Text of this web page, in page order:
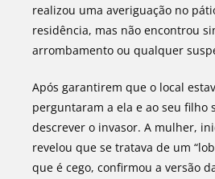
realizou uma averiguação no
residência, mas não encontrou
arrombamento ou qualquer
Após garantirem que o local
perguntaram a ela e ao seu filho
descrever o invasor. A mulher,
revelou que se tratava de um
que é cego, confirmou a versão